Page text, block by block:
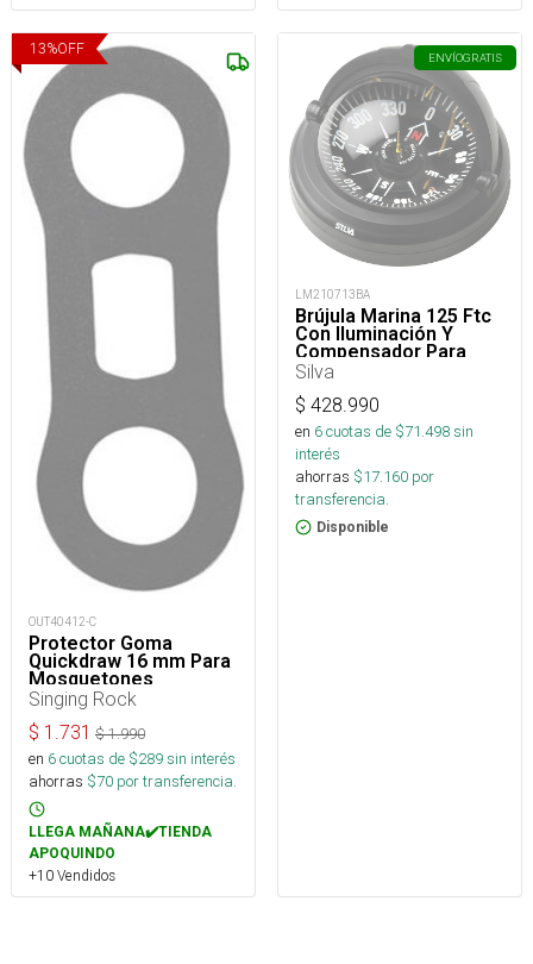
13%OFF
OUT40412-C
Protector Goma
Quickdraw 16 mm Para
Mosquetones
Singing Rock
$ 1.731 $1.990
en 6cuotas de $289sin interés
ahorras $70 por transferencia.
LLEGA MAÑANA✔️TIENDA
APOQUINDO
+10 Vendidos
ENVÍOGRATIS
LM210713BA
Brújula Marina 125 Ftc
Con Iluminación Y
Compensador Para
Embarcaciones
Silva
$ 428.990
en 6cuotas de $71.498sin
interés
ahorras $17.160 por
transferencia.
Disponible